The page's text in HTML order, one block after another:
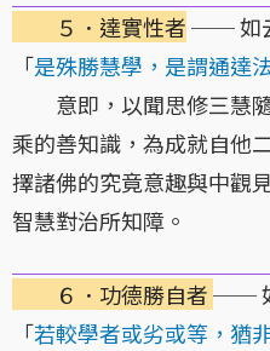
５．達實性者── 如
「是殊勝慧學，是謂通達
意即，以聞思修三慧隨
乘的善知識，為成就自他
擇諸佛的究竟意趣與中觀
智慧對治所知障。
６．功德勝自者──
「若較學者或劣或等，猶